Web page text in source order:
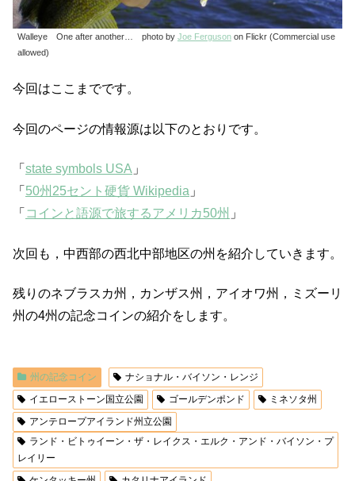
Walleye One after another… photo by Joe Ferguson on Flickr (Commercial use
allowed)
今回はここまでです。
今回のページの情報源は以下のとおりです。
「 state symbols USA 」
「 50州25セント硬貨 Wikipedia 」
「 コインと語源で旅するアメリカ50州 」
次回も，中西部の西北中部地区の州を紹介していきます。
残りのネブラスカ州，カンザス州，アイオワ州，ミズーリ
州の4州の記念コインの紹介をします。
州の記念コイン
ナショナル・バイソン・レンジ
イエローストーン国立公園
ゴールデンポンド
ミネソタ州
アンテロープアイランド州立公園
ランド・ビトゥイーン・ザ・レイクス・エルク・アンド・バイソン・プ
レイリー